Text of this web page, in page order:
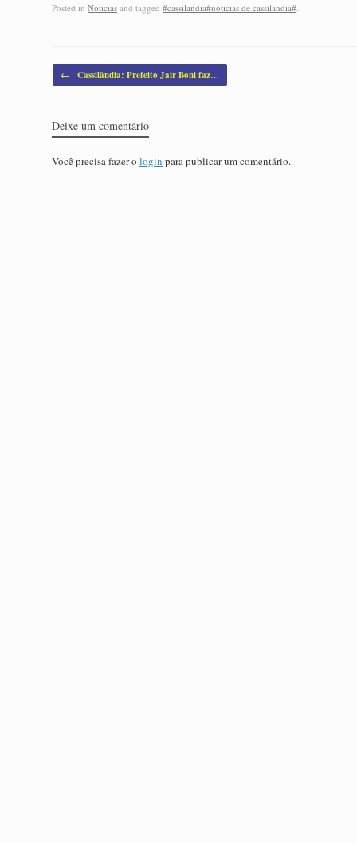
Posted in Noticias and tagged #cassilandia#noticias de cassilandia#
Post navigation
← Cassilândia: Prefeito Jair Boni faz…
Deixe um comentário
Você precisa fazer o login para publicar um comentário.